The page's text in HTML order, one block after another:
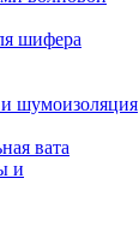
шифера
шумоизоляция
вата
и